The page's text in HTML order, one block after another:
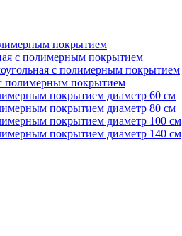
покрытием
с полимерным покрытием
с полимерным покрытием
полимерным покрытием
покрытием диаметр 60 см
покрытием диаметр 80 см
покрытием диаметр 100 см
покрытием диаметр 140 см